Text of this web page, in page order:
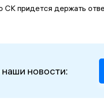
СК придется держать
новости: